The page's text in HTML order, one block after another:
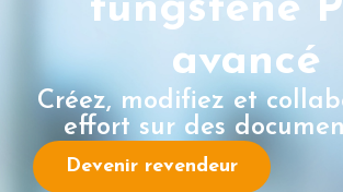
tungstène
avancé
Créez, modifiez et
effort sur des
Devenir revendeur